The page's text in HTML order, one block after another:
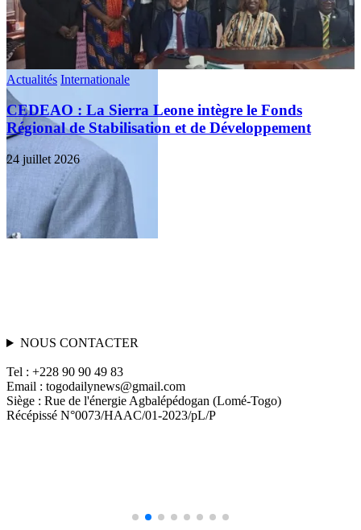
Actualités Internationale
La guerre du carburant en Russie suivant le scénario
africain
NOUS CONTACTER
Tel : +228 90 90 49 83
Email : togodailynews@gmail.com
Siège : Rue de l'énergie Agbalépédogan (Lomé-Togo)
Récépissé N°0073/HAAC/01-2023/pL/P